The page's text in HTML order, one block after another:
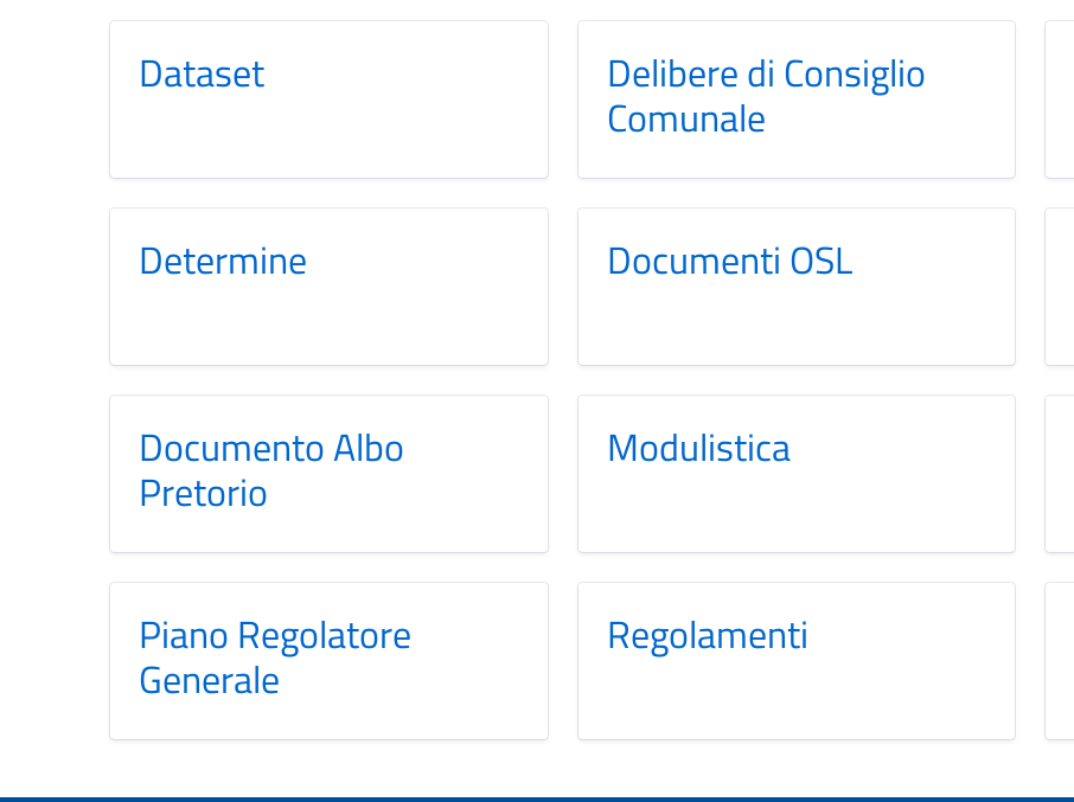
Dataset Delibere di Consiglio
Comunale
Determine Documenti OSL
Documento Albo
Pretorio
Modulistica
Piano Regolatore
Generale
Regolamenti